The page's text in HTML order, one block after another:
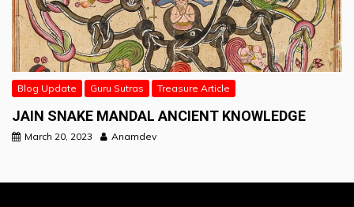
Blog Update Guru Sutras Treasure Article
JAIN SNAKE MANDAL ANCIENT KNOWLEDGE
March 20, 2023 Anamdev